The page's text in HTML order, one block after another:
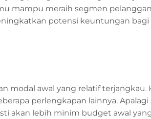
mampu meraih segmen
potensi keuntungan bagi
modal awal yang relatif terjangkau.
perlengkapan lainnya. Apalagi
akan lebih minim budget awal